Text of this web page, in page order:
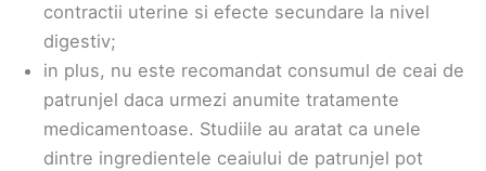
contractii uterine si efecte secundare la nivel
digestiv;
in plus, nu este recomandat consumul de ceai de
patrunjel daca urmezi anumite tratamente
medicamentoase. Studiile au aratat ca unele
dintre ingredientele ceaiului de patrunjel pot